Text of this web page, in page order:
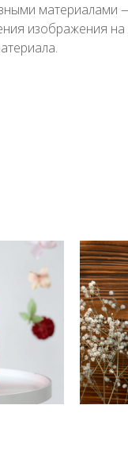
материалами
изображения